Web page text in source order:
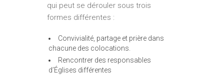
qui peut se dérouler sous trois
formes différentes :
Convivialité, partage et prière dans
chacune des colocations.
Rencontrer des responsables
d’Églises différentes